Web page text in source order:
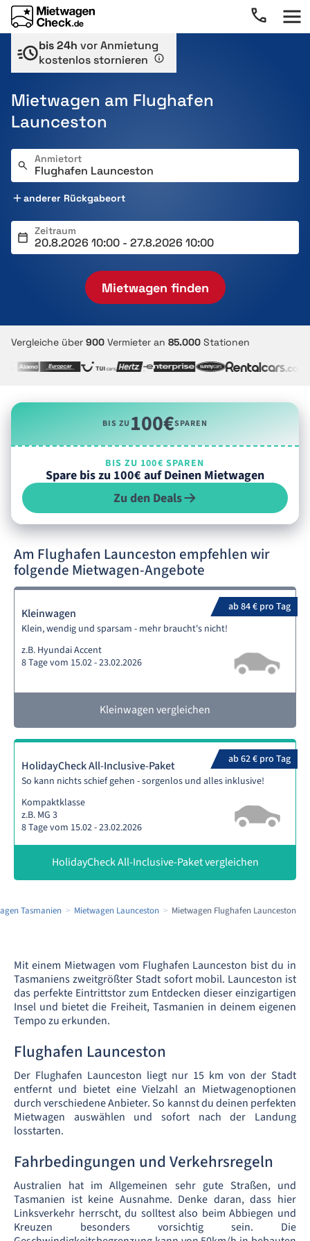
bis 24h vor Anmietung
kostenlos stornieren
Mietwagen am Flughafen
Launceston
Anmietort
anderer Rückgabeort
Zeitraum
Mietwagen finden
Vergleiche über 900 Vermieter an 85.000 Stationen
BIS ZU100€SPAREN
BIS ZU 100€ SPAREN
Spare bis zu 100€ auf Deinen Mietwagen
Zu den Deals
Am Flughafen Launceston empfehlen wir
folgende Mietwagen-Angebote
ab 84 € pro Tag
Kleinwagen
Klein, wendig und sparsam - mehr braucht's nicht!
z.B. Hyundai Accent
8 Tage vom 15.02 - 23.02.2026
Kleinwagen vergleichen
ab 62 € pro Tag
HolidayCheck All-Inclusive-Paket
So kann nichts schief gehen - sorgenlos und alles inklusive!
Kompaktklasse
z.B. MG 3
8 Tage vom 15.02 - 23.02.2026
HolidayCheck All-Inclusive-Paket vergleichen
Tasmanien Mietwagen Launceston Mietwagen Flughafen Launceston
Mit einem Mietwagen vom Flughafen Launceston bist du in
Tasmaniens zweitgrößter Stadt sofort mobil. Launceston ist
das perfekte Eintrittstor zum Entdecken dieser einzigartigen
Insel und bietet die Freiheit, Tasmanien in deinem eigenen
Tempo zu erkunden.
Flughafen Launceston
Der Flughafen Launceston liegt nur 15 km von der Stadt
entfernt und bietet eine Vielzahl an Mietwagenoptionen
durch verschiedene Anbieter. So kannst du deinen perfekten
Mietwagen auswählen und sofort nach der Landung
losstarten.
Fahrbedingungen und Verkehrsregeln
Australien hat im Allgemeinen sehr gute Straßen, und
Tasmanien ist keine Ausnahme. Denke daran, dass hier
Linksverkehr herrscht, du solltest also beim Abbiegen und
Kreuzen besonders vorsichtig sein. Die